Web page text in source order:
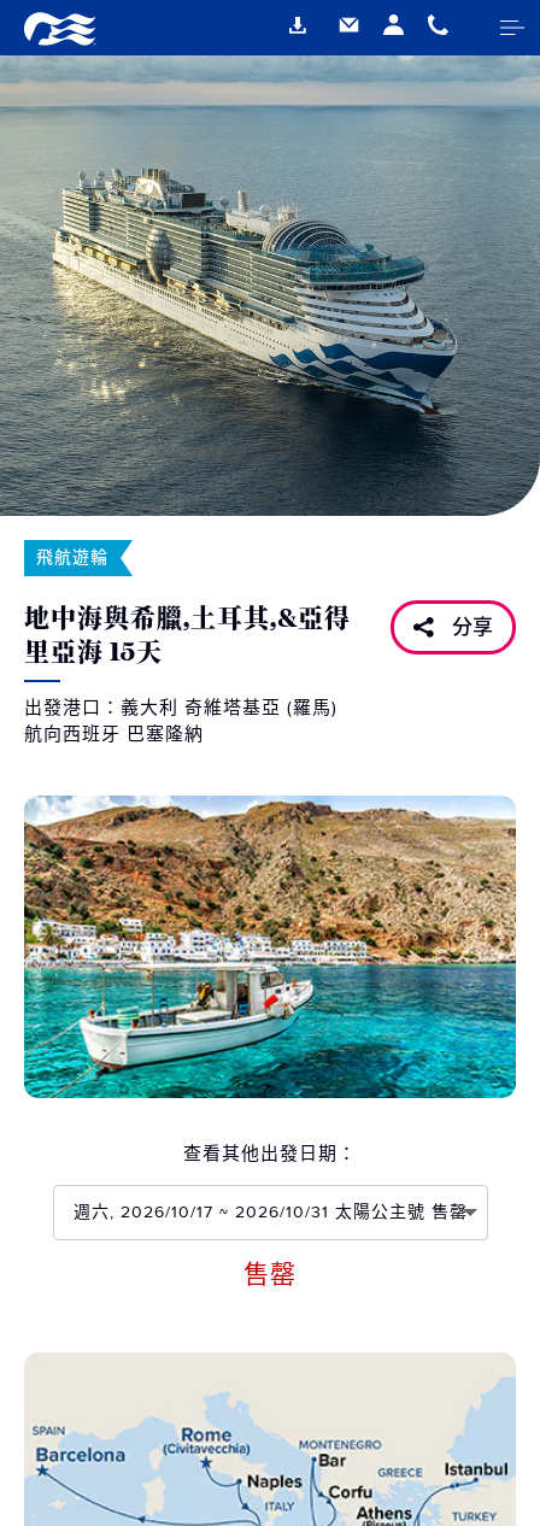
飛航遊輪
地中海與希臘,土耳其,&亞得
里亞海 15天
出發港口：義大利 奇維塔基亞 (羅馬)
航向西班牙 巴塞隆納
分享
查看其他出發日期：
週六, 2026/10/17 ~ 2026/10/31 太陽公主號 售罄
售罄